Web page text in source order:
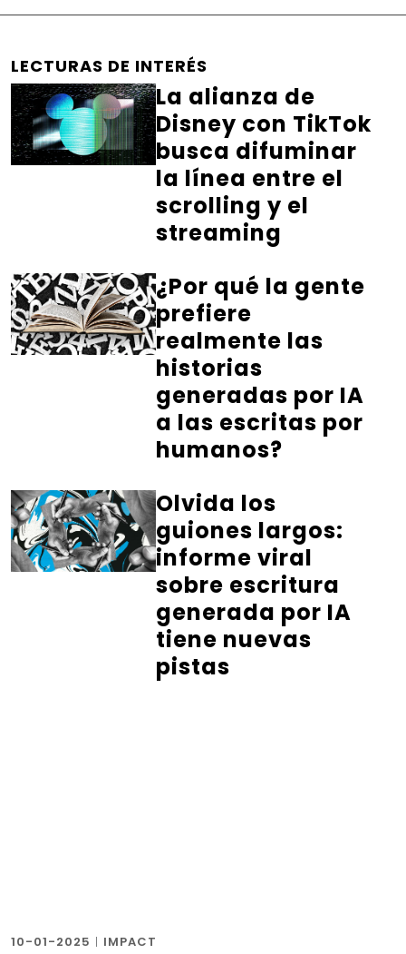
LECTURAS DE INTERÉS
La alianza de
Disney con TikTok
busca difuminar
la línea entre el
scrolling y el
streaming
¿Por qué la gente
prefiere
realmente las
historias
generadas por IA
a las escritas por
humanos?
Olvida los
guiones largos:
informe viral
sobre escritura
generada por IA
tiene nuevas
pistas
10-01-2025 | IMPACT